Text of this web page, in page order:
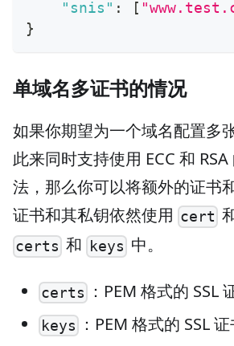
"snis" : [
}
单域名多证书的情况
如果你期望为一个域名配置多
此来同时支持使用 ECC 和
法，那么你可以将额外的证书
证书和其私钥依然使用 cert
certs 和 keys 中。
certs ：PEM 格式的 SSL
keys ：PEM 格式的 SSL